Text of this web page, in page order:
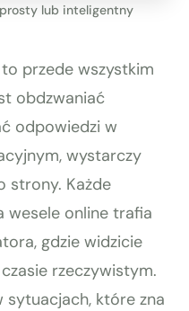
lub inteligentny
przede wszystkim
obdzwaniać
odpowiedzi w
wystarczy
strony. Każde
wesele online trafia
gdzie widzicie
rzeczywistym.
sytuacjach, które zna